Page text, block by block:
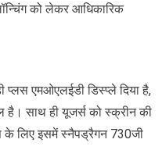
को लेकर आधिकारिक
एमओएलईडी डिस्प्ले दिया है,
साथ ही यूजर्स को स्क्रीन की
के लिए इसमें स्नैपड्रैगन 730जी